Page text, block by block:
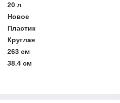
20 л
Новое
Пластик
Круглая
263 см
38.4 см